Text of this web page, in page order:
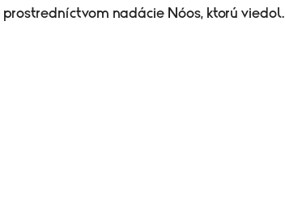
prostredníctvom nadácie Nóos, ktorú viedol.